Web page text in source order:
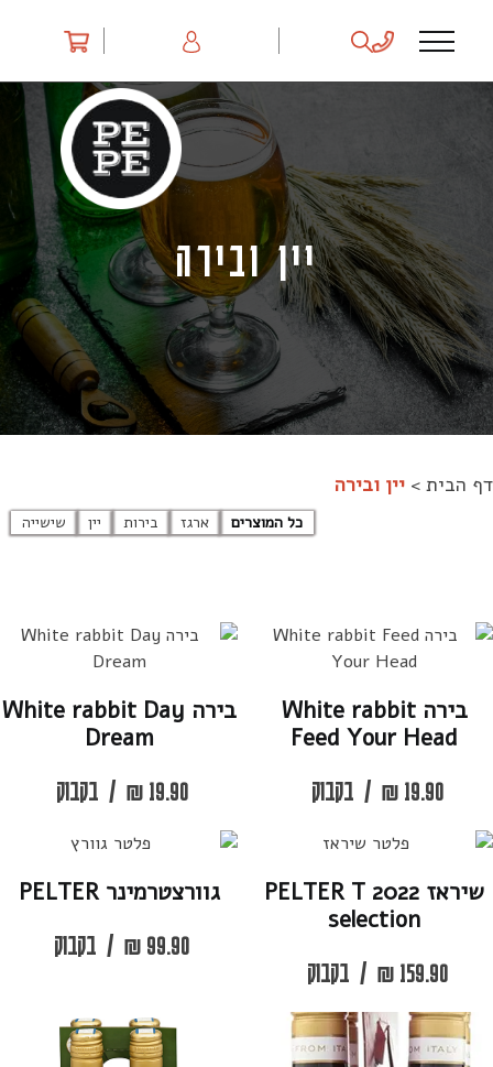
יין ובירה
דף הבית > יין ובירה
כל המוצרים ארגז בירות יין שישייה
בירה White rabbit
Feed Your Head
₪ 19.90
/ בקבוק
בירה White rabbit Day
Dream
₪ 19.90
/ בקבוק
שיראז 2022 PELTER T
selection
₪ 159.90
/ בקבוק
גוורצטרמינר PELTER
₪ 99.90
/ בקבוק